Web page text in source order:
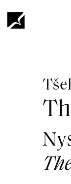
pääsisältöön